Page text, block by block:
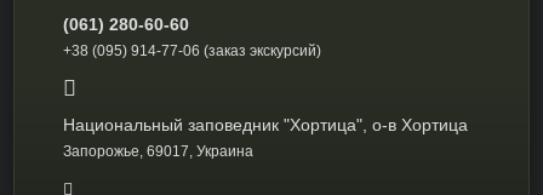
(061) 280-60-60
+38 (095) 914-77-06 (заказ экскурсий)
Национальный заповедник "Хортица", о-в Хортица
Запорожье, 69017, Украина